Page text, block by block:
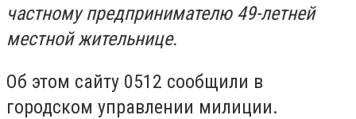
частному предпринимателю 49-летней
местной жительнице.
Об этом сайту 0512 сообщили в
городском управлении милиции.